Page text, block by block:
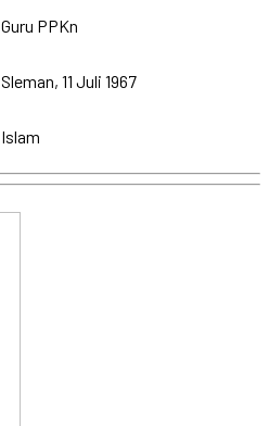
Guru PPKn
Sleman, 11 Juli 1967
Islam